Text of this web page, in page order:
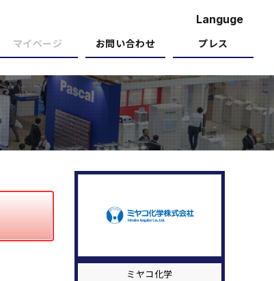
Languge
マイページ お問い合わせ プレス
ミヤコ化学